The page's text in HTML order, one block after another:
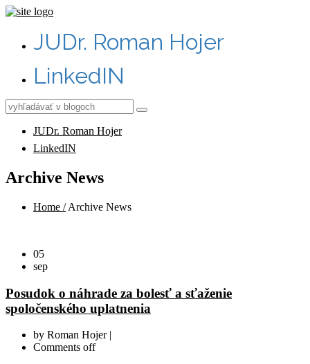
JUDr. Roman Hojer
LinkedIN
JUDr. Roman Hojer
LinkedIN
Archive News
Home /Archive News
05
sep
Posudok o náhrade za bolesť a sťaženie
spoločenského uplatnenia
by Roman Hojer |
Comments off